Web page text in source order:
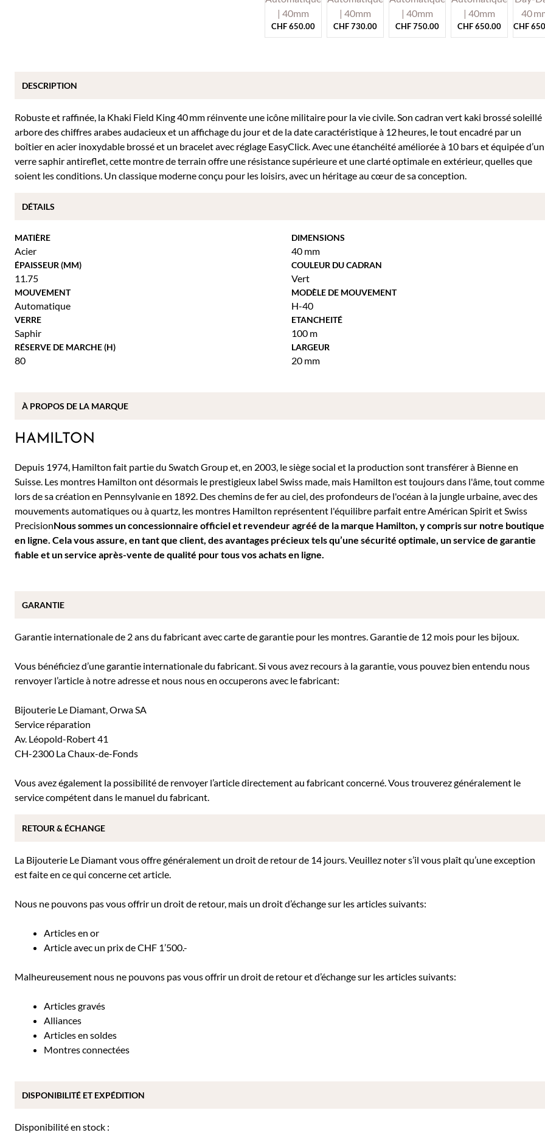
CHF650.00 CHF730.00 CHF750.00 CHF650.00 CHF
Robuste et raffinée, la Khaki Field King 40 mm réinvente une icône militaire pour la vie civile. Son cadran vert kaki brossé soleillé
arbore des chiffres arabes audacieux et un affichage du jour et de la date caractéristique à 12 heures, le tout encadré par un
boîtier en acier inoxydable brossé et un bracelet avec réglage EasyClick. Avec une étanchéité améliorée à 10 bars et équipée d’un
verre saphir antireflet, cette montre de terrain offre une résistance supérieure et une clarté optimale en extérieur, quelles que
soient les conditions. Un classique moderne conçu pour les loisirs, avec un héritage au cœur de sa conception.
MATIÈRE
Acier
DIMENSIONS
40 mm
ÉPAISSEUR (MM)
11.75
COULEUR DU CADRAN
Vert
MOUVEMENT
Automatique
MODÈLE DE MOUVEMENT
H-40
VERRE
Saphir
ETANCHEITÉ
100 m
RÉSERVE DE MARCHE (H)
80
LARGEUR
20 mm
HAMILTON
Depuis 1974, Hamilton fait partie du Swatch Group et, en 2003, le siège social et la production sont transférer à Bienne en
Suisse. Les montres Hamilton ont désormais le prestigieux label Swiss made, mais Hamilton est toujours dans l'âme, tout comme
lors de sa création en Pennsylvanie en 1892. Des chemins de fer au ciel, des profondeurs de l'océan à la jungle urbaine, avec des
mouvements automatiques ou à quartz, les montres Hamilton représentent l'équilibre parfait entre Américan Spirit et Swiss
PrecisionNous sommes un concessionnaire officiel et revendeur agréé de la marque Hamilton, y compris sur notre boutique
en ligne. Cela vous assure, en tant que client, des avantages précieux tels qu’une sécurité optimale, un service de garantie
fiable et un service après-vente de qualité pour tous vos achats en ligne.
Garantie internationale de 2 ans du fabricant avec carte de garantie pour les montres. Garantie de 12 mois pour les bijoux.
Vous bénéficiez d’une garantie internationale du fabricant. Si vous avez recours à la garantie, vous pouvez bien entendu nous
renvoyer l’article à notre adresse et nous nous en occuperons avec le fabricant:
Bijouterie Le Diamant, Orwa SA
Service réparation
Av. Léopold-Robert 41
CH-2300 La Chaux-de-Fonds
Vous avez également la possibilité de renvoyer l’article directement au fabricant concerné. Vous trouverez généralement le
service compétent dans le manuel du fabricant.
La Bijouterie Le Diamant vous offre généralement un droit de retour de 14 jours. Veuillez noter s’il vous plaît qu’une exception
est faite en ce qui concerne cet article.
Nous ne pouvons pas vous offrir un droit de retour, mais un droit d’échange sur les articles suivants:
Articles en or
Article avec un prix de CHF 1’500.-
Malheureusement nous ne pouvons pas vous offrir un droit de retour et d’échange sur les articles suivants:
Articles gravés
Alliances
Articles en soldes
Montres connectées
Disponibilité en stock :
DESCRIPTION
DÉTAILS
À PROPOS DE LA MARQUE
GARANTIE
RETOUR & ÉCHANGE
DISPONIBILITÉ ET EXPÉDITION